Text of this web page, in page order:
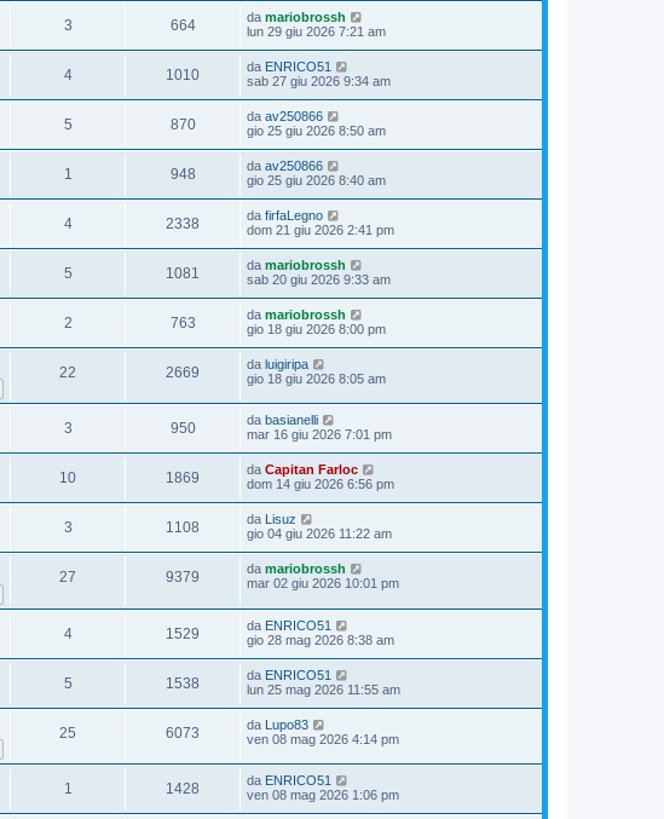
3 664 da mariobrossh
lun 29 giu 2026 7:21 am
4 1010 da ENRICO51
sab 27 giu 2026 9:34 am
5 870 da av250866
gio 25 giu 2026 8:50 am
1 948 da av250866
gio 25 giu 2026 8:40 am
4 2338 da firfaLegno
dom 21 giu 2026 2:41 pm
5 1081 da mariobrossh
sab 20 giu 2026 9:33 am
2 763 da mariobrossh
gio 18 giu 2026 8:00 pm
22 2669 da luigiripa
gio 18 giu 2026 8:05 am
3 950 da basianelli
mar 16 giu 2026 7:01 pm
10 1869 da Capitan Farloc
dom 14 giu 2026 6:56 pm
3 1108 da Lisuz
gio 04 giu 2026 11:22 am
27 9379 da mariobrossh
mar 02 giu 2026 10:01 pm
4 1529 da ENRICO51
gio 28 mag 2026 8:38 am
5 1538 da ENRICO51
lun 25 mag 2026 11:55 am
25 6073 da Lupo83
ven 08 mag 2026 4:14 pm
1 1428 da ENRICO51
ven 08 mag 2026 1:06 pm